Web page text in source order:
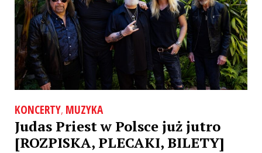
KONCERTY, MUZYKA
Judas Priest w Polsce już jutro
[ROZPISKA, PLECAKI, BILETY]